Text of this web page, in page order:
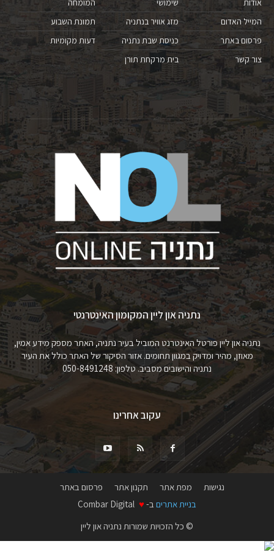
אודות
המייל האדום
פרסום באתר
צור קשר
שימושי
מזג אוויר בנתניה
כניסת שבת נתניה
בית מרקחת תורן
המומחה
תמונת השבוע
דעות מקומיות
נתניה און ליין המקומון האינטרנטי
נתניה און ליין פורטל האינטרנט המוביל בעיר נתניה, האתר מספק מידע אמין,
מאוזן, מהיר ומדויק במגוון תחומים. אזור הסיקור של האתר כולל את העיר
נתניה והישובים מסביב. טלפון: 050-8491248
עקוב אחרינו
נגישות מפת אתר תקנון אתר
פרסום באתר
בניית אתרים ב- ♥
© כל הזכויות שמורות נתניה און ליין